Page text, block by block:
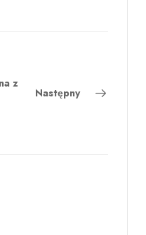
z
Następny